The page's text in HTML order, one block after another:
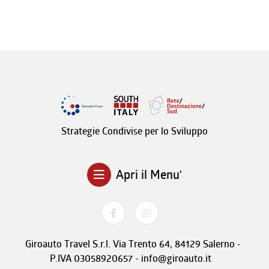
Strategie Condivise per lo Sviluppo
Apri il Menu'
Giroauto Travel S.r.l. Via Trento 64, 84129 Salerno -
P.IVA 03058920657 - info@giroauto.it